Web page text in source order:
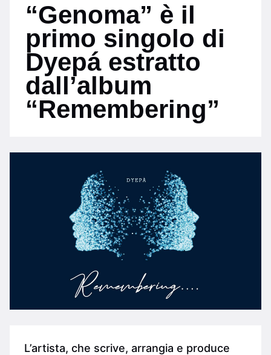
“Genoma” è il
primo singolo di
Dyepá estratto
dall’album
“Remembering”
L’artista, che scrive, arrangia e produce